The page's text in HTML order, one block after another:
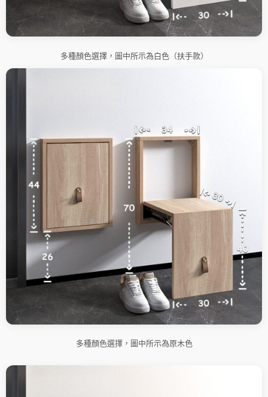
多種顏色選擇，圖中所示為白色（扶手款）
多種顏色選擇，圖中所示為原木色